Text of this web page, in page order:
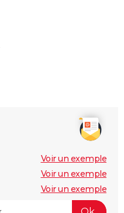
Voir un exemple
Voir un exemple
Voir un exemple